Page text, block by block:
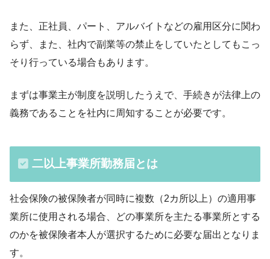
また、正社員、パート、アルバイトなどの雇用区分に関わ
らず、また、社内で副業等の禁止をしていたとしてもこっ
そり行っている場合もあります。
まずは事業主が制度を説明したうえで、手続きが法律上の
義務であることを社内に周知することが必要です。
二以上事業所勤務届とは
社会保険の被保険者が同時に複数（2カ所以上）の適用事
業所に使用される場合、どの事業所を主たる事業所とする
のかを被保険者本人が選択するために必要な届出となりま
す。